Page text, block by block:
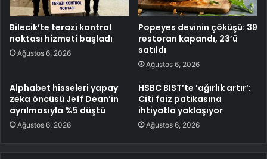
Bilecik’te terazi kontrol
noktası hizmeti başladı
Ağustos 6, 2026
Popeyes devinin çöküşü: 39
restoran kapandı, 23’ü
satıldı
Ağustos 6, 2026
Alphabet hisseleri yapay
zeka öncüsü Jeff Dean’in
ayrılmasıyla %5 düştü
Ağustos 6, 2026
HSBC BIST’te ’ağırlık artır’:
Citi faiz patikasına
ihtiyatla yaklaşıyor
Ağustos 6, 2026